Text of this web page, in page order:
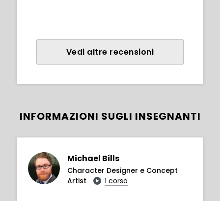
Vedi altre recensioni
INFORMAZIONI SUGLI INSEGNANTI
Michael Bills
Character Designer e Concept
Artist
1 corso